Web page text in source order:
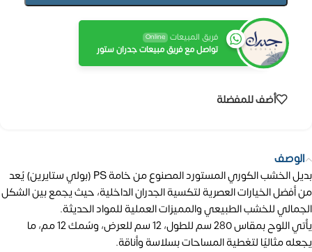
فريق المبيعات Online
تواصل مع فريق مبيعات جدران ستور
أضف للمفضلة
الوصف
بديل الخشب الكوري المستورد المصنوع من خامة PS (بولي ستايرين) يُعد
من أفضل الخيارات العصرية لتكسية الجدران الداخلية، حيث يجمع بين الشكل
الجمالي للخشب الطبيعي والمميزات العملية للمواد الحديثة.
يأتي اللوح بمقاس 280 سم للطول، 12 سم للعرض، وسُمك 12 مم، ما
يجعله مثاليًا لتغطية المساحات بسلاسة وأناقة.